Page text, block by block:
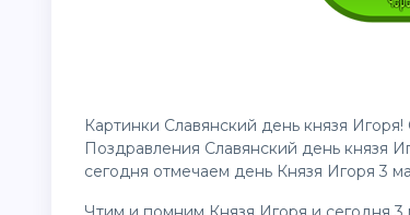
Картинки Славянский день князя
Поздравления Славянский день князя
сегодня отмечаем день Князя Игоря 3